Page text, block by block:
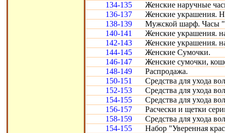
134-135
Женские наручные
136-137
Женские украшения.
138-139
Мужской шарф. Часы
140-141
Женские украшения.
142-143
Женские украшения.
144-145
Женские Сумочки.
146-147
Женские сумочки,
148-149
Распродажа.
150-151
Средства для ухода
152-153
Средства для ухода
154-155
Средства для ухода
156-157
Расчески и щетки
158-159
Средства для ухода
154-155
Набор "Уверенная